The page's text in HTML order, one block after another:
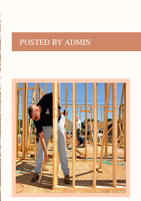
POSTED BY ADMIN